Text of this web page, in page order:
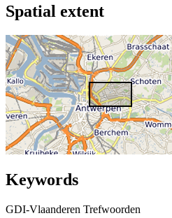
Spatial extent
Keywords
GDI-Vlaanderen Trefwoorden